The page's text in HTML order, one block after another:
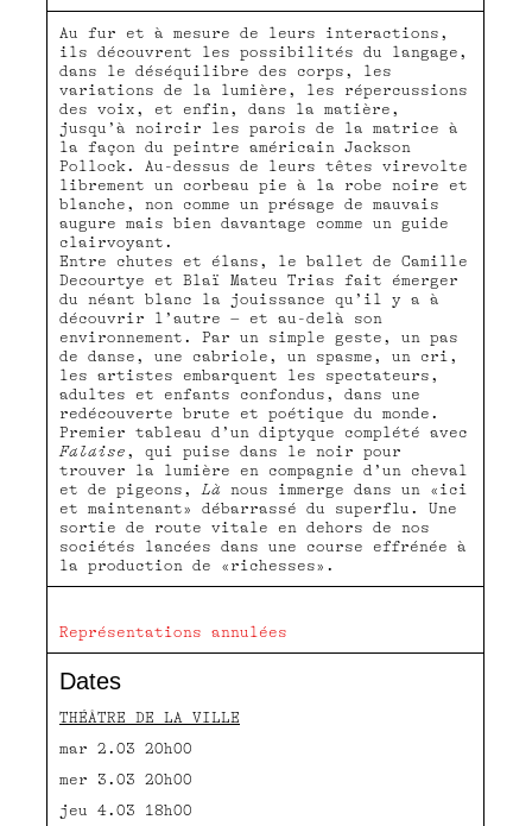
Au fur et à mesure de leurs interactions,
ils découvrent les possibilités du langage,
dans le déséquilibre des corps, les
variations de la lumière, les répercussions
des voix, et enfin, dans la matière,
jusqu’à noircir les parois de la matrice à
la façon du peintre américain Jackson
Pollock. Au-dessus de leurs têtes virevolte
librement un corbeau pie à la robe noire et
blanche, non comme un présage de mauvais
augure mais bien davantage comme un guide
clairvoyant.
Entre chutes et élans, le ballet de Camille
Decourtye et Blaï Mateu Trias fait émerger
du néant blanc la jouissance qu’il y a à
découvrir l’autre – et au-delà son
environnement. Par un simple geste, un pas
de danse, une cabriole, un spasme, un cri,
les artistes embarquent les spectateurs,
adultes et enfants confondus, dans une
redécouverte brute et poétique du monde.
Premier tableau d’un diptyque complété avec
Falaise , qui puise dans le noir pour
trouver la lumière en compagnie d’un cheval
et de pigeons,Là nous immerge dans un «ici
et maintenant» débarrassé du superflu. Une
sortie de route vitale en dehors de nos
sociétés lancées dans une course effrénée à
la production de «richesses».
Représentations annulées
Dates
THÉÂTRE DE LA VILLE
mar 2.03 20h00
mer 3.03 20h00
jeu 4.03 18h00